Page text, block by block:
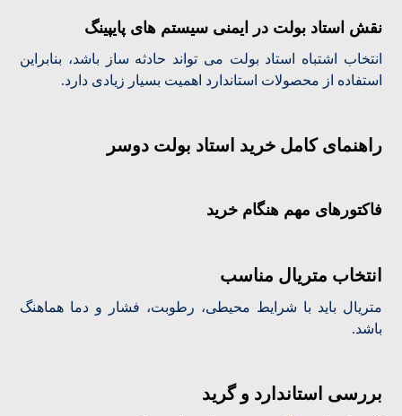
نقش استاد بولت در ایمنی سیستم های پایپینگ
انتخاب اشتباه استاد بولت می تواند حادثه ساز باشد، بنابراین
استفاده از محصولات استاندارد اهمیت بسیار زیادی دارد.
راهنمای کامل خرید استاد بولت دوسر
فاکتورهای مهم هنگام خرید
انتخاب متریال مناسب
متریال باید با شرایط محیطی، رطوبت، فشار و دما هماهنگ
باشد.
بررسی استاندارد و گرید